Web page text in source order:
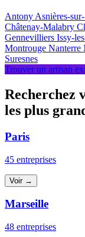
Antony Asnières-
Châtenay-Malabry
Gennevilliers Issy-
Montrouge Nanterre
Suresnes
Trouver un artisan
Recherchez
les plus
Paris
45 entreprises
Voir →
Marseille
48 entreprises